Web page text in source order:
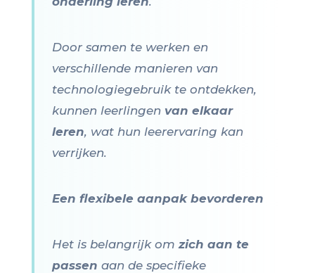
Door samen te werken en
verschillende manieren van
technologiegebruik te ontdekken,
kunnen leerlingen van elkaar
leren, wat hun leerervaring kan
verrijken.
Een flexibele aanpak bevorderen
Het is belangrijk om zich aan te
passen aan de specifieke